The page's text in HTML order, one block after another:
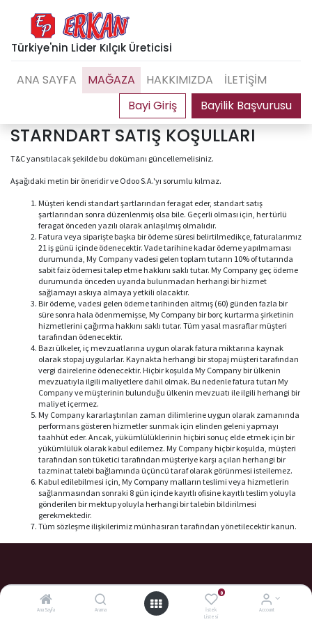
Ana Sayfa Arama
0
İstek
Listesi
Account
Türkiye'nin Lider Kılçık Üreticisi
Bayilik Başvurusu
ANA SAYFA MAĞAZA HAKKIMIZDA İLETİŞİM
STARNDART SATIŞ KOŞULLARI
T&C yansıtılacak şekilde bu dokümanı güncellemelisiniz.
Aşağıdaki metin bir öneridir ve Odoo S.A.'yı sorumlu kılmaz.
Müşteri kendi standart şartlarından feragat eder, standart satış
şartlarından sonra düzenlenmiş olsa bile. Geçerli olması için, her türlü
feragat önceden yazılı olarak anlaşılmış olmalıdır.
Fatura veya siparişte başka bir ödeme süresi belirtilmedikçe, faturalarımız
21 iş günü içinde ödenecektir. Vade tarihine kadar ödeme yapılmaması
durumunda, My Company vadesi gelen toplam tutarın 10% of tutarında
sabit faiz ödemesi talep etme hakkını saklı tutar. My Company geç ödeme
durumunda önceden uyarıda bulunmadan herhangi bir hizmet
sağlamayı askıya almaya yetkili olacaktır.
Bir ödeme, vadesi gelen ödeme tarihinden altmış (60) günden fazla bir
süre sonra hala ödenmemişse, My Company bir borç kurtarma şirketinin
hizmetlerini çağırma hakkını saklı tutar. Tüm yasal masraflar müşteri
tarafından ödenecektir.
Bazı ülkeler, iç mevzuatlarına uygun olarak fatura miktarına kaynak
olarak stopaj uygularlar. Kaynakta herhangi bir stopaj müşteri tarafından
vergi dairelerine ödenecektir. Hiçbir koşulda My Company bir ülkenin
mevzuatıyla ilgili maliyetlere dahil olmak. Bu nedenle fatura tutarı My
Company ve müşterinin bulunduğu ülkenin mevzuatı ile ilgili herhangi bir
maliyet içermez.
My Company kararlaştırılan zaman dilimlerine uygun olarak zamanında
performans gösteren hizmetler sunmak için elinden geleni yapmayı
taahhüt eder. Ancak, yükümlülüklerinin hiçbiri sonuç elde etmek için bir
yükümlülük olarak kabul edilemez. My Company hiçbir koşulda, müşteri
tarafından son tüketici tarafından müşteriye karşı açılan herhangi bir
tazminat talebi bağlamında üçüncü taraf olarak görünmesi isteilemez.
Kabul edilebilmesi için, My Company malların teslimi veya hizmetlerin
sağlanmasından sonraki 8 gün içinde kayıtlı ofisine kayıtlı teslim yoluyla
gönderilen bir mektup yoluyla herhangi bir talebin bildirilmesi
gerekmektedir.
Tüm sözleşme ilişkilerimiz münhasıran tarafından yönetilecektir kanun.
ERKAN PLASTİK